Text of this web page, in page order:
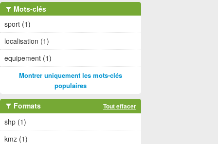
Mots-clés
sport (1)
localisation (1)
equipement (1)
Montrer uniquement les mots-clés
populaires
Formats Tout effacer
shp (1)
kmz (1)